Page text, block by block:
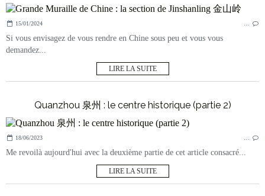
15/01/2024 …
Si vous envisagez de vous rendre en Chine sous peu et vous vous
demandez...
LIRE LA SUITE
Quanzhou 泉州 : le centre historique (partie 2)
18/06/2023 …
Me revoilà aujourd'hui avec la deuxième partie de cet article consacré...
LIRE LA SUITE